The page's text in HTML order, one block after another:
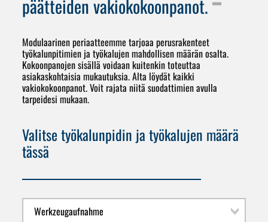
päätteiden vakiokokoonpanot.
Modulaarinen periaatteemme tarjoaa perusrakenteet
työkalunpitimien ja työkalujen mahdollisen määrän osalta.
Kokoonpanojen sisällä voidaan kuitenkin toteuttaa
asiakaskohtaisia mukautuksia. Alta löydät kaikki
vakiokokoonpanot. Voit rajata niitä suodattimien avulla
tarpeidesi mukaan.
Valitse työkalunpidin ja työkalujen määrä
tässä